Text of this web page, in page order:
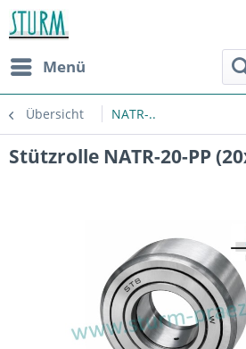
Menü
Übersicht NATR-..
Stützrolle NATR-20-PP